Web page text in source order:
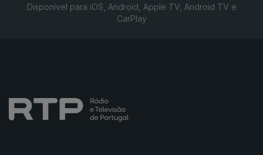
Disponível para iOS, Android, Apple TV, Android TV e
CarPlay